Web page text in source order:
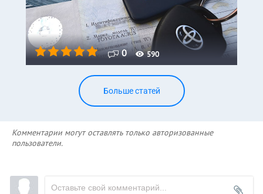
0 590
Больше статей
Комментарии могут оставлять только авторизованные
пользователи.